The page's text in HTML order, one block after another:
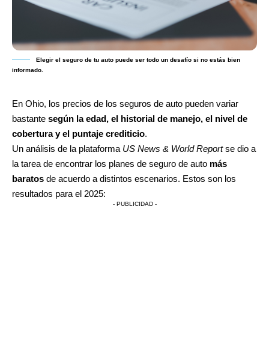
Elegir el seguro de tu auto puede ser todo un desafío si no estás bien
informado.
En Ohio, los precios de los seguros de auto pueden variar
bastante según la edad, el historial de manejo, el nivel de
cobertura y el puntaje crediticio.
Un análisis de la plataforma US News & World Reportse dio a
la tarea de encontrar los planes de seguro de auto más
baratos de acuerdo a distintos escenarios. Estos son los
resultados para el 2025:
- PUBLICIDAD -